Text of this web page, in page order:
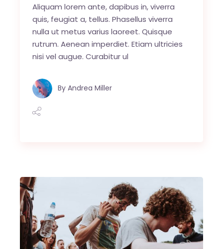
Aliquam lorem ante, dapibus in, viverra
quis, feugiat a, tellus. Phasellus viverra
nulla ut metus varius laoreet. Quisque
rutrum. Aenean imperdiet. Etiam ultricies
nisi vel augue. Curabitur ul
By Andrea Miller